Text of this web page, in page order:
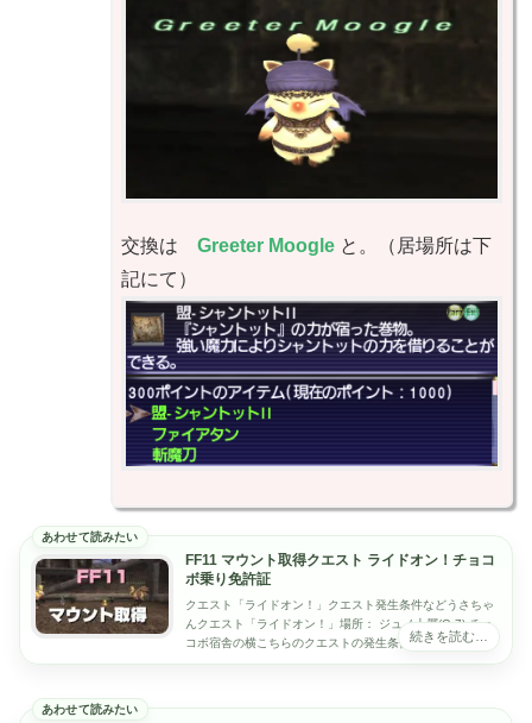
交換は Greeter Moogleと。（居場所は下
記にて）
FF11 マウント取得クエスト ライドオン！チョコ
ボ乗り免許証
クエスト「ライドオン！」クエスト発生条件などうさちゃ
んクエスト「ライドオン！」場所： ジュノ上層(G-7) チョ
コボ宿舎の横こちらのクエストの発生条件はチョコボ乗り
免許証所持（レベル20以上クエスト）...